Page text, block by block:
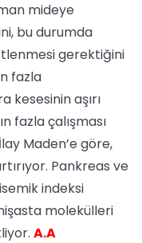
mideye
bu durumda
gerektiğini
fazla
kesesinin aşırı
fazla çalışması
Maden’e göre,
Pankreas ve
indeksi
molekülleri
A.A